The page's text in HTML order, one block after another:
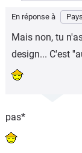
En réponse à
Mais non, tu
design... C'est
pas*